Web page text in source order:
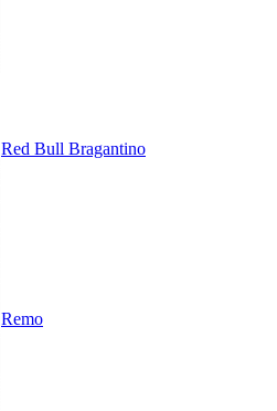
Red Bull Bragantino
Remo